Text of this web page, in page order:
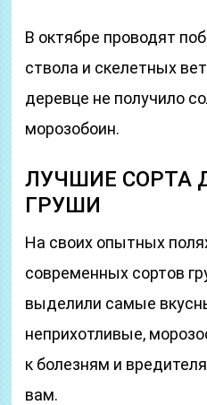
В октябре проводят
ствола и скелетных
деревце не получило
морозобоин.
ЛУЧШИЕ СОРТА
ГРУШИ
На своих опытных
современных сортов
выделили самые
неприхотливые,
к болезням и
вам.